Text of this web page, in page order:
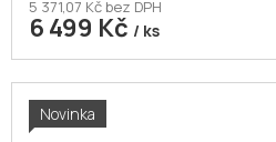
5 371,07 Kč bez DPH
6 499 Kč / ks
Novinka